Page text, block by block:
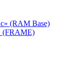
(RAM Base)
(FRAME)